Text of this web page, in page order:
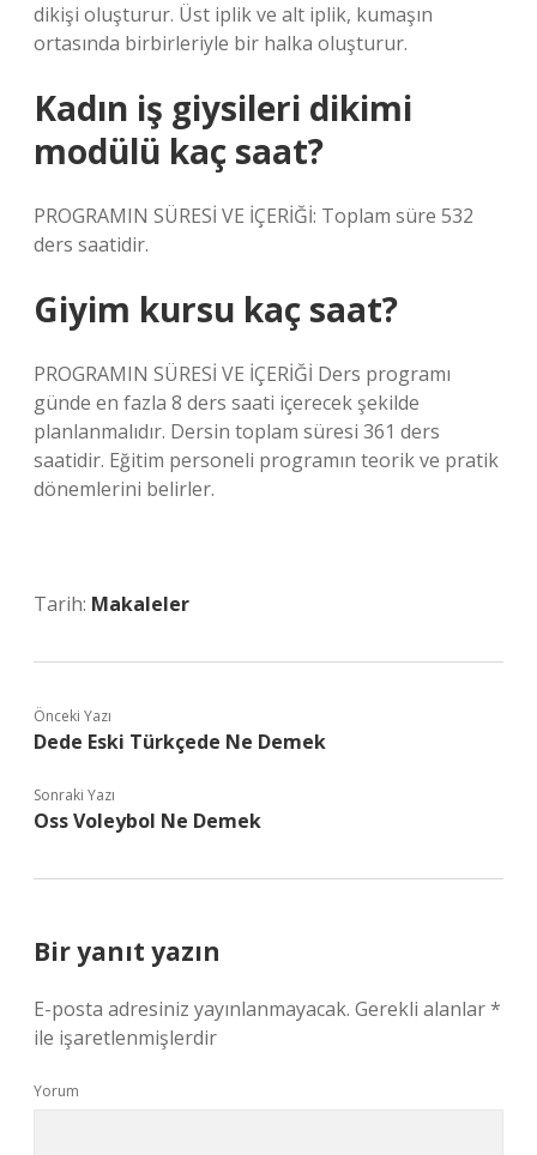
dikişi oluşturur. Üst iplik ve alt iplik, kumaşın
ortasında birbirleriyle bir halka oluşturur.
Kadın iş giysileri dikimi
modülü kaç saat?
PROGRAMIN SÜRESİ VE İÇERİĞİ: Toplam süre 532
ders saatidir.
Giyim kursu kaç saat?
PROGRAMIN SÜRESİ VE İÇERİĞİ Ders programı
günde en fazla 8 ders saati içerecek şekilde
planlanmalıdır. Dersin toplam süresi 361 ders
saatidir. Eğitim personeli programın teorik ve pratik
dönemlerini belirler.
Tarih: Makaleler
Önceki Yazı
Dede Eski Türkçede Ne Demek
Sonraki Yazı
Oss Voleybol Ne Demek
Bir yanıt yazın
E-posta adresiniz yayınlanmayacak. Gerekli alanlar*
ile işaretlenmişlerdir
Yorum